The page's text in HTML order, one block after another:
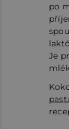
je
0,0
z
5
po
Je